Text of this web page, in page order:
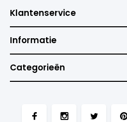
Klantenservice
Informatie
Categorieën